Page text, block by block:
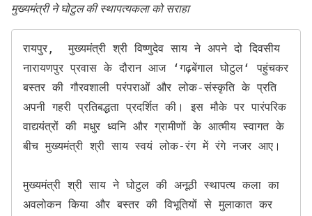
मुख्यमंत्री ने घोटुल की स्थापत्यकला को सराहा
रायपुर,  मुख्यमंत्री श्री विष्णुदेव साय ने अपने दो दिवसीय
नारायणपुर प्रवास के दौरान आज ‘गढ़बेंगाल घोटुल‘ पहुंचकर
बस्तर की गौरवशाली परंपराओं और लोक-संस्कृति के प्रति
अपनी गहरी प्रतिबद्धता प्रदर्शित की। इस मौके पर पारंपरिक
वाद्ययंत्रों की मधुर ध्वनि और ग्रामीणों के आत्मीय स्वागत के
बीच मुख्यमंत्री श्री साय स्वयं लोक-रंग में रंगे नजर आए।
मुख्यमंत्री श्री साय ने घोटुल की अनूठी स्थापत्य कला का
अवलोकन किया और बस्तर की विभूतियों से मुलाकात कर